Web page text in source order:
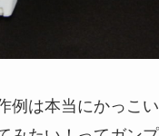
例は本当にかっこ